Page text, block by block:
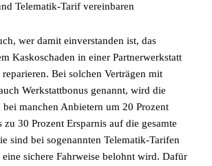
Telematik-Tarif vereinbaren
wer damit einverstanden ist, das
Kaskoschaden in einer Partnerwerkstatt
reparieren. Bei solchen Verträgen mit
Werkstattbonus genannt, wird die
manchen Anbietern um 20 Prozent
zu 30 Prozent Ersparnis auf die gesamte
sind bei sogenannten Telematik-Tarifen
sichere Fahrweise belohnt wird. Dafür